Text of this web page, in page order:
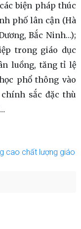
biện pháp thúc
phố lân cận (Hà
Bắc Ninh…);
trong giáo dục
luồng, tăng tỉ lệ
phổ thông vào
sắc đặc thù
cao chất lượng giáo